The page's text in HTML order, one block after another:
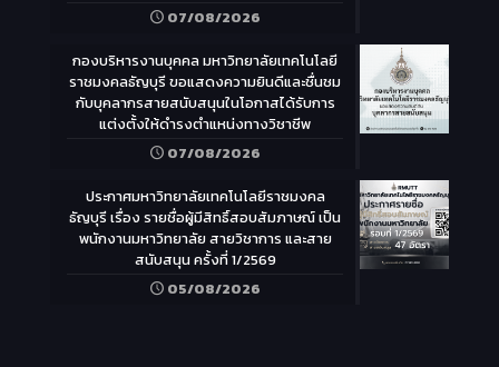
07/08/2026
กองบริหารงานบุคคล มหาวิทยาลัยเทคโนโลยี
ราชมงคลธัญบุรี ขอแสดงความยินดีและชื่นชม
กับบุคลากรสายสนับสนุนในโอกาสได้รับการ
แต่งตั้งให้ดำรงตำแหน่งทางวิชาชีพ
07/08/2026
ประกาศมหาวิทยาลัยเทคโนโลยีราชมงคล
ธัญบุรี เรื่อง รายชื่อผู้มีสิทธิ์สอบสัมภาษณ์ เป็น
พนักงานมหาวิทยาลัย สายวิชาการ และสาย
สนับสนุน ครั้งที่ 1/2569
05/08/2026